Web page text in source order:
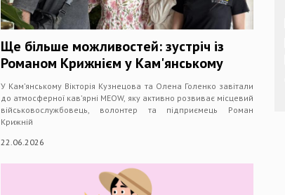
Ще більше можливостей: зустріч із
Романом Крижнієм у Кам'янському
У Кам’янському Вікторія Кузнецова та Олена Голенко завітали
до атмосферної кавʼярні MEOW, яку активно розвиває місцевий
військовослужбовець, волонтер та підприємець Роман
Крижній
22.06.2026